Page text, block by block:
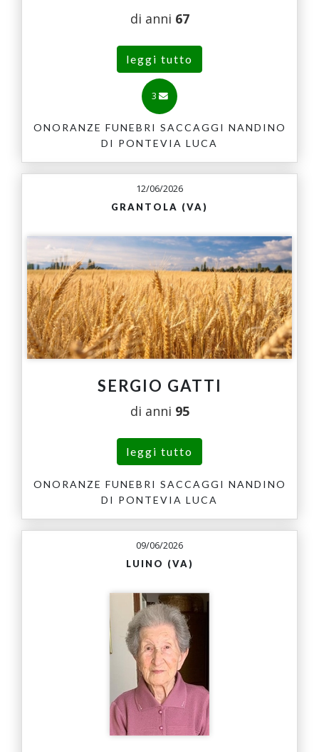
di anni 67
leggi tutto
3
ONORANZE FUNEBRI SACCAGGI NANDINO
DI PONTEVIA LUCA
12/06/2026
GRANTOLA (VA)
SERGIO GATTI
di anni 95
leggi tutto
ONORANZE FUNEBRI SACCAGGI NANDINO
DI PONTEVIA LUCA
09/06/2026
LUINO (VA)